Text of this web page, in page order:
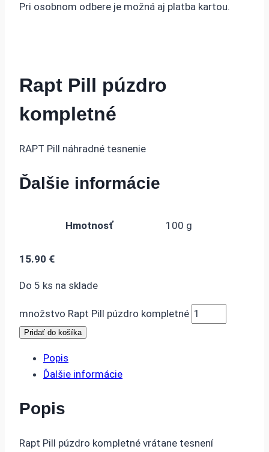
Pri osobnom odbere je možná aj platba kartou.
Rapt Pill púzdro
kompletné
RAPT Pill náhradné tesnenie
Ďalšie informácie
Hmotnosť 100 g
15.90 €
Do 5 ks na sklade
množstvo Rapt Pill púzdro kompletné
Pridať do košíka
Popis
Ďalšie informácie
Popis
Rapt Pill púzdro kompletné vrátane tesnení